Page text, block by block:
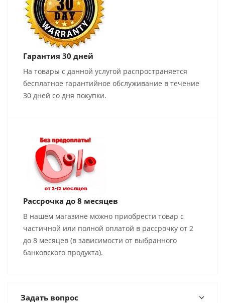
Гарантия 30 дней
На товары с данной услугой распространяется
бесплатное гарантийное обслуживание в течение
30 дней со дня покупки.
Рассрочка до 8 месяцев
В нашем магазине можно приобрести товар с
частичной или полной оплатой в рассрочку от 2
до 8 месяцев (в зависимости от выбранного
банковского продукта).
Задать вопрос